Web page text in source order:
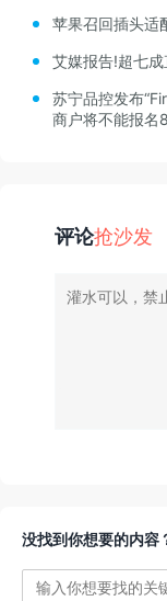
苹果召回插头适
艾媒报告!超七
苏宁品控发布
商户将不能报名
评论抢沙发
没找到你想要的内容